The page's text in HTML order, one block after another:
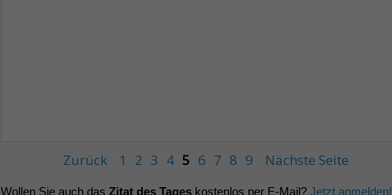
Zurück 1 2 3 4 5 6 7 8 9 Nächste Seite
Wollen Sie auch das Zitat des Tages kostenlos per E-Mail? Jetzt anmelden!